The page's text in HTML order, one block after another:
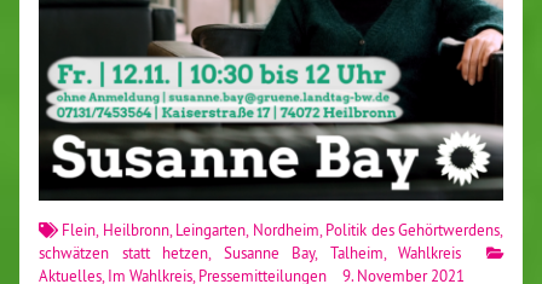
Flein Heilbronn, Leingarten Nordheim Politik des Gehörtwerdens
schwätzen statt hetzen
Susanne Bay, Talheim ,Wahlkreis
Aktuelles Im Wahlkreis Pressemitteilungen 9. November 2021